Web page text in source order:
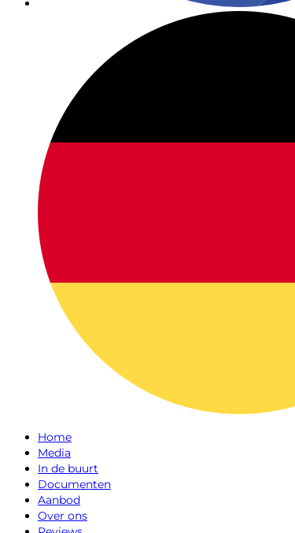
Home
Media
In de buurt
Documenten
Aanbod
Over ons